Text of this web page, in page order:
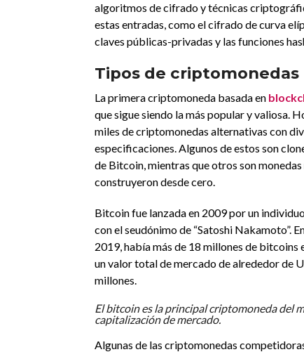
algoritmos de cifrado y técnicas
estas entradas, como el cifrado de curva
claves públicas-privadas y las funciones
Tipos de criptomonedas
La primera criptomoneda basada en
que sigue siendo la más popular y valiosa.
miles de criptomonedas alternativas con
especificaciones. Algunos de estos son
de Bitcoin, mientras que otros son monedas
construyeron desde cero.
Bitcoin fue lanzada en 2009 por un
con el seudónimo de “Satoshi Nakamoto”.
2019, había más de 18 millones de bitcoins
un valor total de mercado de alrededor de
millones.
El bitcoin es la principal criptomoneda del
capitalización de mercado.
Algunas de las criptomonedas